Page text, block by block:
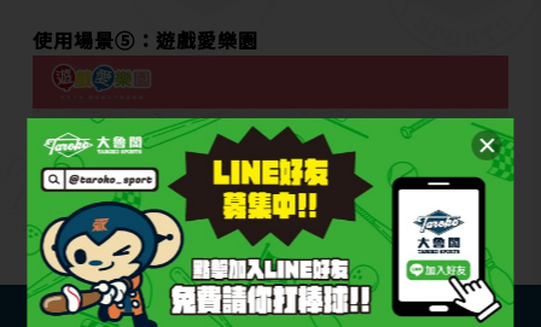
使用場景⑤：遊戲愛樂園